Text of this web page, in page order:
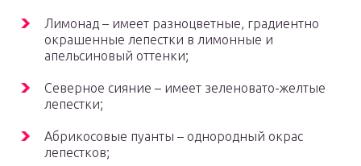
Лимонад – имеет разноцветные, градиентно
окрашенные лепестки в лимонные и
апельсиновый оттенки;
Северное сияние – имеет зеленовато-желтые
лепестки;
Абрикосовые пуанты – однородный окрас
лепестков;